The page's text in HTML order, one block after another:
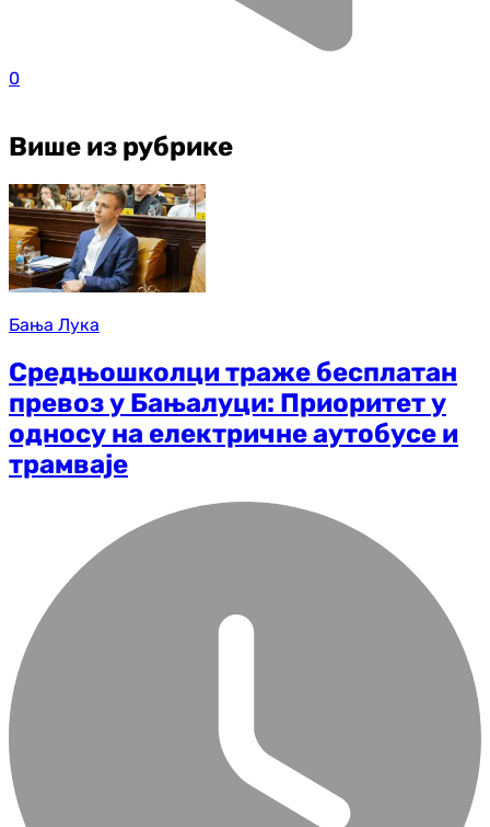
0
Више из рубрике
Бања Лука
Средњошколци траже бесплатан
превоз у Бањалуци: Приоритет у
односу на електричне аутобусе и
трамваје